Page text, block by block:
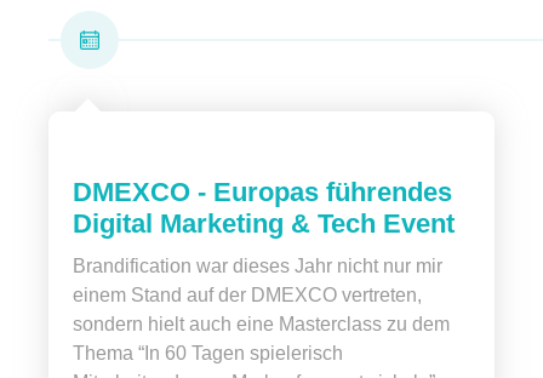
DMEXCO - Europas führendes
Digital Marketing & Tech Event
Brandification war dieses Jahr nicht nur mir
einem Stand auf der DMEXCO vertreten,
sondern hielt auch eine Masterclass zu dem
Thema “In 60 Tagen spielerisch